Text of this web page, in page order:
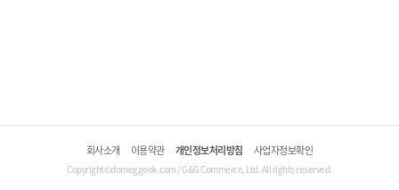
회사소개 이용약관 개인정보처리방침 사업자정보확인
Copyright©domeggook.com / G&G Commerce, Ltd. All rights reserved.